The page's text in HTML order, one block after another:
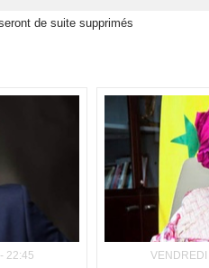
de suite supprimés
22:45